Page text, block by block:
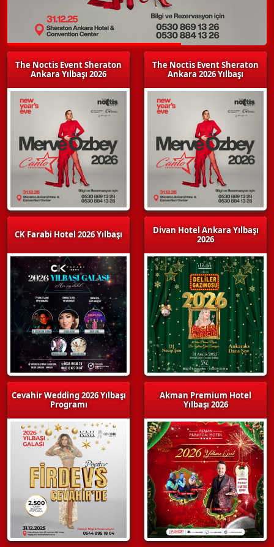
The Noctis Event Sheraton
Ankara Yılbaşı 2026
CK Farabi Hotel 2026 Yılbaşı
Cevahir Wedding 2026 Yılbaşı
Programı
The Noctis Event Sheraton
Ankara 2026 Yılbaşı
Divan Hotel Ankara Yılbaşı
2026
Akman Premium Hotel
Yılbaşı 2026